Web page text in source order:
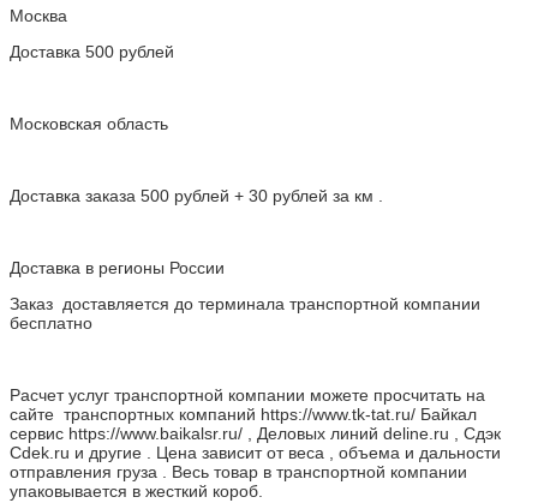
Москва
Доставка 500 рублей
Московская область
Доставка заказа 500 рублей + 30 рублей за км .
Доставка в регионы России
Заказ доставляется до терминала транспортной компании
бесплатно
Расчет услуг транспортной компании можете просчитать на
сайте транспортных компаний https://www.tk-tat.ru/ Байкал
сервис https://www.baikalsr.ru/ , Деловых линий deline.ru , Сдэк
Cdek.ru и другие . Цена зависит от веса , объема и дальности
отправления груза . Весь товар в транспортной компании
упаковывается в жесткий короб.